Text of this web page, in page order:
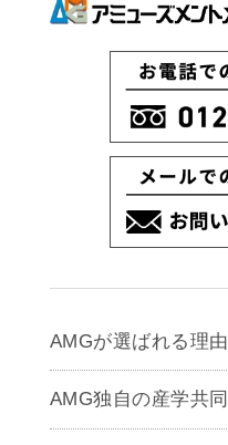
AMGが選ばれる理由
AMG独自の産学共同